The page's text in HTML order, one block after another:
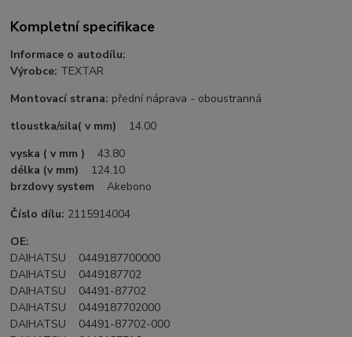
Kompletní specifikace
Informace o autodílu:
Výrobce: TEXTAR
Montovací strana: přední náprava - oboustranná
tloustka/sila( v mm)
14.00
vyska ( v mm )
43.80
délka (v mm)
124.10
brzdovy system
Akebono
Číslo dílu: 2115914004
OE:
DAIHATSU 0449187700000
DAIHATSU 0449187702
DAIHATSU 04491-87702
DAIHATSU 0449187702000
DAIHATSU 04491-87702-000